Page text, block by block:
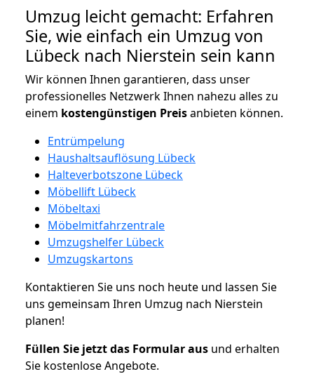
Umzug leicht gemacht: Erfahren
Sie, wie einfach ein Umzug von
Lübeck nach Nierstein sein kann
Wir können Ihnen garantieren, dass unser
professionelles Netzwerk Ihnen nahezu alles zu
einem kostengünstigen Preisanbieten können.
Entrümpelung
Haushaltsauflösung Lübeck
Halteverbotszone Lübeck
Möbellift Lübeck
Möbeltaxi
Möbelmitfahrzentrale
Umzugshelfer Lübeck
Umzugskartons
Kontaktieren Sie uns noch heute und lassen Sie
uns gemeinsam Ihren Umzug nach Nierstein
planen!
Füllen Sie jetzt das Formular aus und erhalten
Sie kostenlose Angebote.